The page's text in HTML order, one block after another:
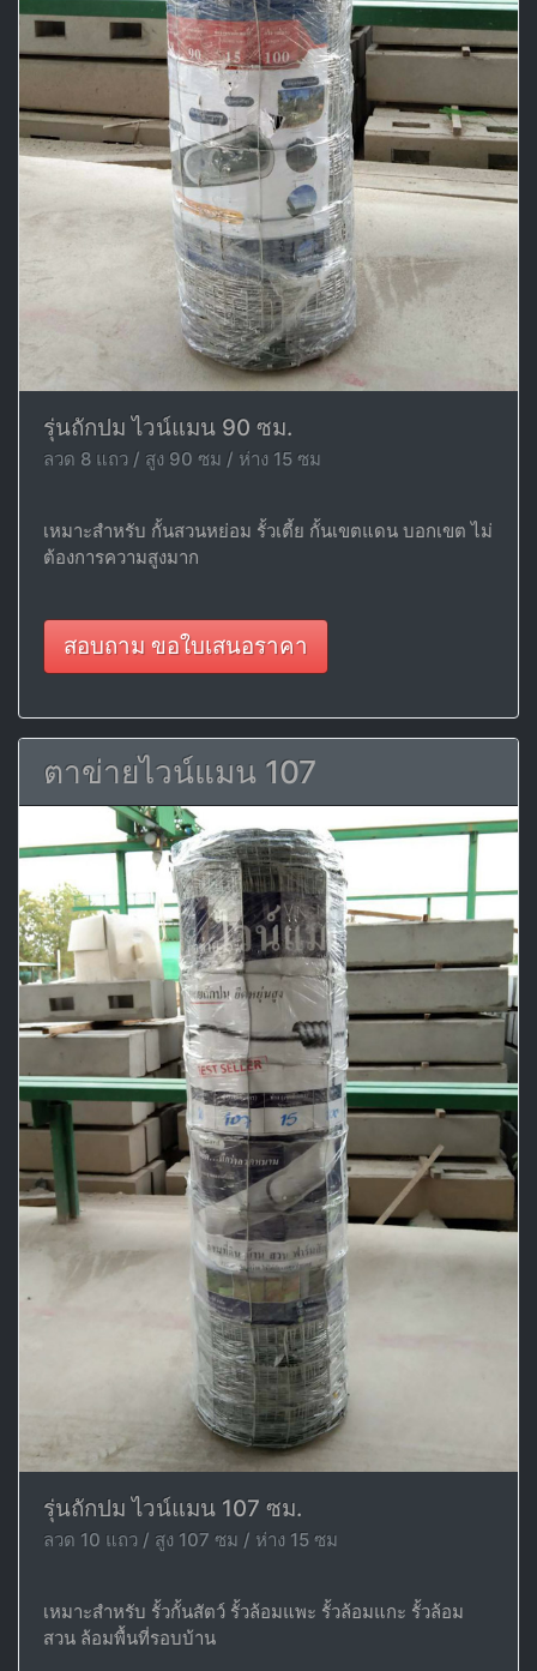
รุ่นถักปม ไวน์แมน 90 ซม.
ลวด 8 แถว / สูง 90 ซม / ห่าง 15 ซม
เหมาะสำหรับ กั้นสวนหย่อม รั้วเตี้ย กั้นเขตแดน บอกเขต ไม่
ต้องการความสูงมาก
สอบถาม ขอใบเสนอราคา
ตาข่ายไวน์แมน 107
รุ่นถักปม ไวน์แมน 107 ซม.
ลวด 10 แถว / สูง 107 ซม / ห่าง 15 ซม
เหมาะสำหรับ รั้วกั้นสัตว์ รั้วล้อมแพะ รั้วล้อมแกะ รั้วล้อม
สวน ล้อมพื้นที่รอบบ้าน